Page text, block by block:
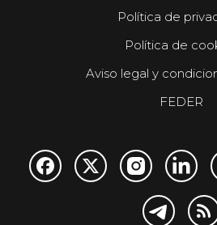
Política de
Política de
Aviso legal y
FEDER